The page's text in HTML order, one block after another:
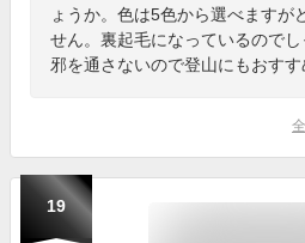
ょうか。色は5色から選べますが
せん。裏起毛になっているので
邪を通さないので登山にもおすす
19